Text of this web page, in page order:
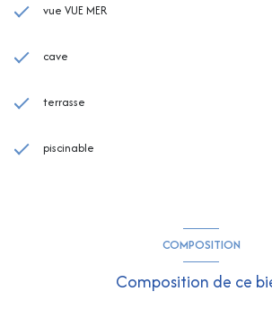
vue VUE MER
cave
terrasse
piscinable
COMPOSITION
Composition de ce